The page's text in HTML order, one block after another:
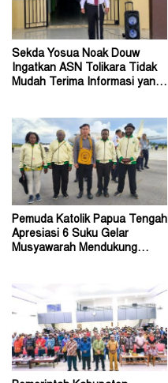
Sekda Yosua Noak Douw
Ingatkan ASN Tolikara Tidak
Mudah Terima Informasi yang
Pemuda Katolik Papua Tengah
Apresiasi 6 Suku Gelar
Musyawarah Mendukung